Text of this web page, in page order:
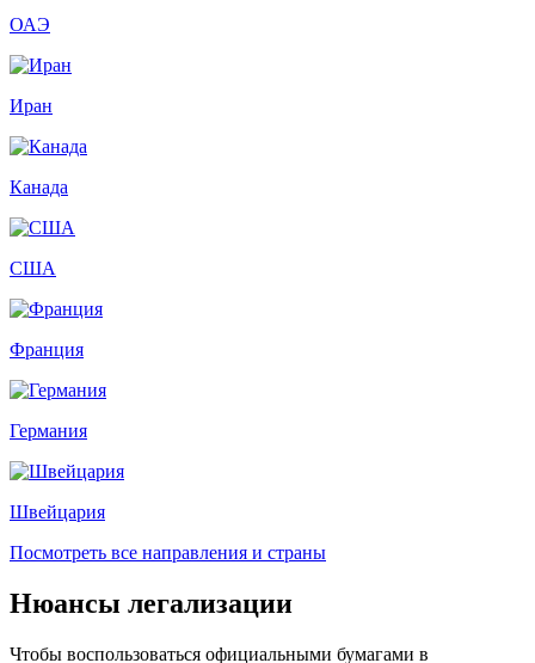
ОАЭ
Иран
Канада
США
Франция
Германия
Швейцария
Посмотреть все направления и страны
Нюансы легализации
Чтобы воспользоваться официальными бумагами в